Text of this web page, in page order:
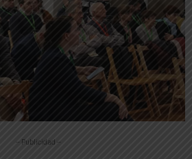
-- Publicidad --